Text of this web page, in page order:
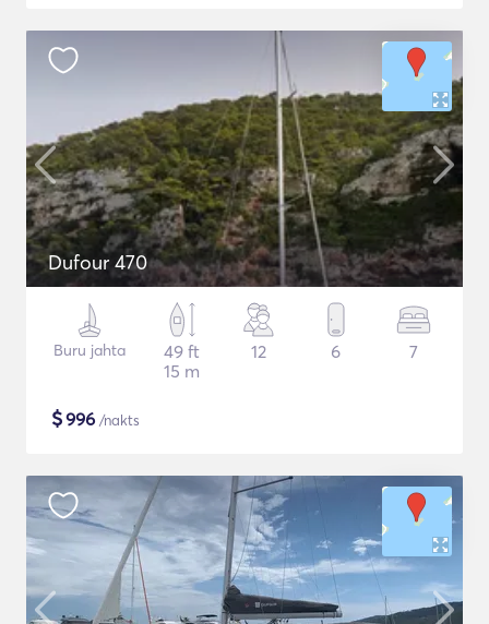
Dufour 470
Buru jahta
49 ft
15 m
12 6 7
$996 /nakts